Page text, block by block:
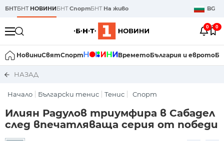
БНТБНТ НОВИНИБНТСпортБНТ На живо BG
0 0
НовиниСвятСпорт ВреметоБългария и еврото
НАЗАД
Начало Български тенис Тенис Спорт
Илиян Радулов триумфира в Сабадел
след впечатляваща серия от победи